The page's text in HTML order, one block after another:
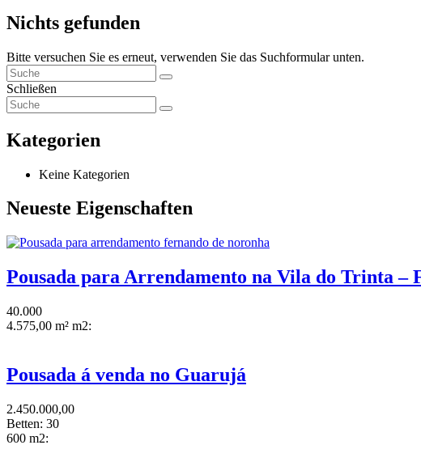
Nichts gefunden
Bitte versuchen Sie es erneut, verwenden Sie das Suchformular unten.
Schließen
Kategorien
Keine Kategorien
Neueste Eigenschaften
Pousada para Arrendamento na Vila do Trinta –
40.000
4.575,00 m² m2:
Pousada á venda no Guarujá
2.450.000,00
Betten: 30
600 m2: